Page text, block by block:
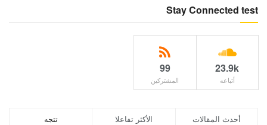
Stay Connected test
23.9k
أتباعه
99
المشتركين
تتجه الأكثر تفاعلا أحدث المقالات